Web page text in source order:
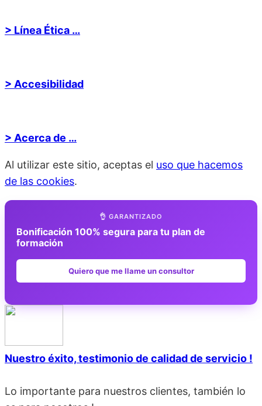
> Línea Ética …
> Accesibilidad
> Acerca de …
Al utilizar este sitio, aceptas el uso que hacemos
de las cookies.
👌 GARANTIZADO
Bonificación 100% segura para tu plan de
formación
Quiero que me llame un consultor
Nuestro éxito, testimonio de calidad de servicio !
Lo importante para nuestros clientes, también lo